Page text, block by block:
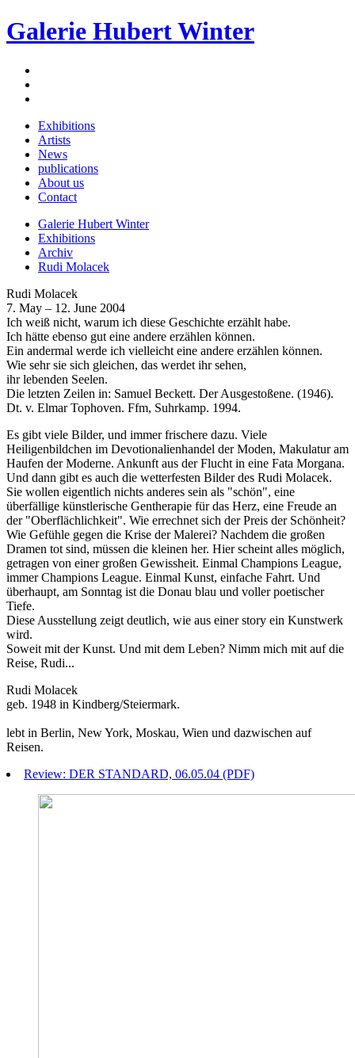
Galerie Hubert Winter
Exhibitions
Artists
News
publications
About us
Contact
Galerie Hubert Winter
Exhibitions
Archiv
Rudi Molacek
Rudi Molacek
7. May – 12. June 2004
Ich weiß nicht, warum ich diese Geschichte erzählt habe.
Ich hätte ebenso gut eine andere erzählen können.
Ein andermal werde ich vielleicht eine andere erzählen können.
Wie sehr sie sich gleichen, das werdet ihr sehen,
ihr lebenden Seelen.
Die letzten Zeilen in: Samuel Beckett. Der Ausgestoßene. (1946).
Dt. v. Elmar Tophoven. Ffm, Suhrkamp. 1994.
Es gibt viele Bilder, und immer frischere dazu. Viele
Heiligenbildchen im Devotionalienhandel der Moden, Makulatur am
Haufen der Moderne. Ankunft aus der Flucht in eine Fata Morgana.
Und dann gibt es auch die wetterfesten Bilder des Rudi Molacek.
Sie wollen eigentlich nichts anderes sein als "schön", eine
überfällige künstlerische Gentherapie für das Herz, eine Freude an
der "Oberflächlichkeit". Wie errechnet sich der Preis der Schönheit?
Wie Gefühle gegen die Krise der Malerei? Nachdem die großen
Dramen tot sind, müssen die kleinen her. Hier scheint alles möglich,
getragen von einer großen Gewissheit. Einmal Champions League,
immer Champions League. Einmal Kunst, einfache Fahrt. Und
überhaupt, am Sonntag ist die Donau blau und voller poetischer
Tiefe.
Diese Ausstellung zeigt deutlich, wie aus einer story ein Kunstwerk
wird.
Soweit mit der Kunst. Und mit dem Leben? Nimm mich mit auf die
Reise, Rudi...
Rudi Molacek
geb. 1948 in Kindberg/Steiermark.
lebt in Berlin, New York, Moskau, Wien und dazwischen auf
Reisen.
Review: DER STANDARD, 06.05.04 (PDF)